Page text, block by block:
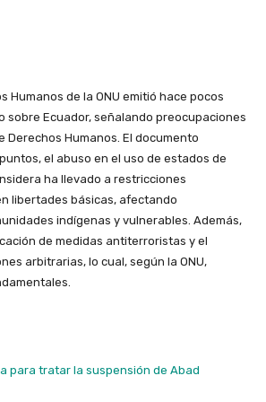
Humanos de la ONU emitió hace pocos
sobre Ecuador, señalando preocupaciones
Derechos Humanos. El documento
el abuso en el uso de estados de
ha llevado a restricciones
libertades básicas, afectando
indígenas y vulnerables. Además,
de medidas antiterroristas y el
arbitrarias, lo cual, según la ONU,
para tratar la suspensión de Abad